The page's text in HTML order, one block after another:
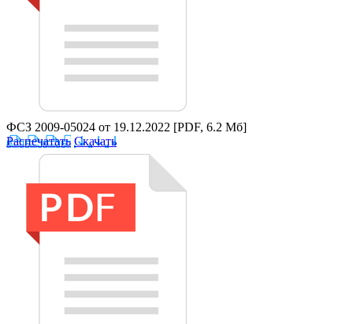
ФСЗ 2009-05024 от 19.12.2022 [PDF, 6.2 Мб]
Распечатать Скачать